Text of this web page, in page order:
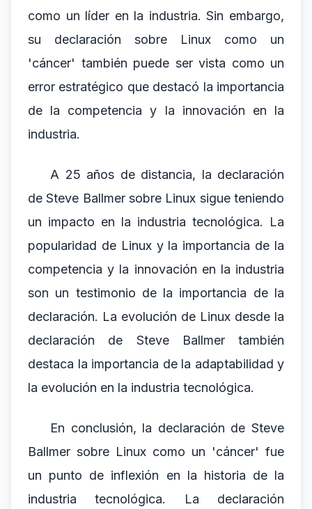
como un líder en la industria. Sin embargo,
su declaración sobre Linux como un
'cáncer' también puede ser vista como un
error estratégico que destacó la importancia
de la competencia y la innovación en la
industria.
A 25 años de distancia, la declaración
de Steve Ballmer sobre Linux sigue teniendo
un impacto en la industria tecnológica. La
popularidad de Linux y la importancia de la
competencia y la innovación en la industria
son un testimonio de la importancia de la
declaración. La evolución de Linux desde la
declaración de Steve Ballmer también
destaca la importancia de la adaptabilidad y
la evolución en la industria tecnológica.
En conclusión, la declaración de Steve
Ballmer sobre Linux como un 'cáncer' fue
un punto de inflexión en la historia de la
industria tecnológica. La declaración